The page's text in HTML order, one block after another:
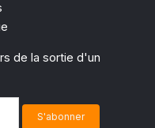
de la sortie d'un